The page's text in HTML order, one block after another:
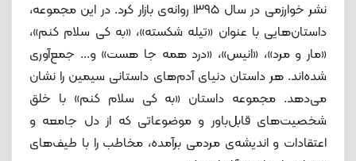
نشر خوارزمی در سال ۱۳۹۵ روانه‌ی بازار کرد. در این مجموعه،
داستان‌هایی با عنوان «تیله شکسته»، «به کی سلام کنم»،
«مار و مرد»، «انیس»، «درد همه جا هست» و... جمع‌آوری
شده‌اند. هر داستان دنیای آدم‌های داستانی سیمین را نشان
می‌دهد. مجموعه داستان «به کی سلام کنم» با خلق
شخصیت‌های قابل‌باور و موضوعاتی که از دل جامعه و
اعتقادات و اندیشه‌ی مردمی برآمده، مخاطب را با طیف‌های